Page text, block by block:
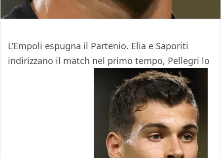
L’Empoli espugna il Partenio. Elia e Saporiti
indirizzano il match nel primo tempo, Pellegri lo